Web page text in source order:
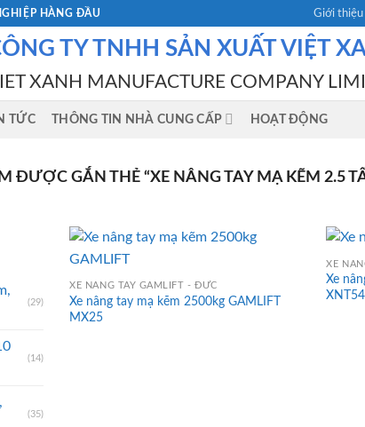
HÀNG ĐẦU Giới thiệu
TY TNHH SẢN XUẤT VIỆT
XANH MANUFACTURE COMPANY
TỨC THÔNG TIN NHÀ CUNG CẤP HOẠT ĐỘNG
ĐƯỢC GẮN THẺ “XE NÂNG TAY MẠ KẼM 2.5
(29)
(14)
(35)
XE NÂNG TAY GAMLIFT - ĐỨC
Xe nâng tay mạ kẽm 2500kg GAMLIFT
MX25
XE
Xe